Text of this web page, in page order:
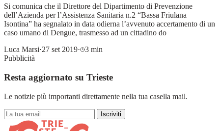
Si comunica che il Direttore del Dipartimento di Prevenzione
dell’Azienda per l’Assistenza Sanitaria n.2 “Bassa Friulana
Isontina” ha segnalato in data odierna l’avvenuto accertamento di un
caso umano di Dengue, trasmesso ad un cittadino do
Luca Marsi·27 set 2019·
3 min
Pubblicità
Resta aggiornato su Trieste
Le notizie più importanti direttamente nella tua casella mail.
Iscriviti